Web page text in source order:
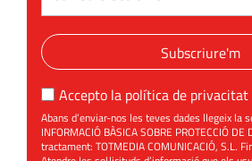
Subscriure'm
Accepto la política de privacitat
Abans d’enviar-nos les teves dades llegeix la
INFORMACIÓ BÀSICA SOBRE PROTECCIÓ
tractament: TOTMEDIA COMUNICACIÓ, S.L.